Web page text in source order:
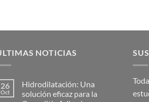
NOTICIAS
26
Oct
Hidrodilatación: Una
solución eficaz para la